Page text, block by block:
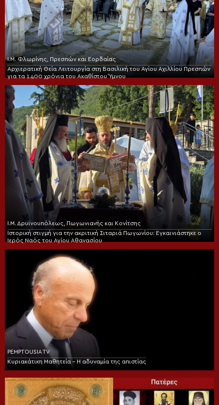
Ι.Μ. Φλωρίνης, Πρεσπών και Εορδαίας
Αρχιερατική Θεία Λειτουργία στη Βασιλική του Αγίου Αχιλλίου Πρεσπών
για τα 1.400 χρόνια του Ακαθίστου Ύμνου
Ι.Μ. Δρυϊνουπόλεως, Πωγωνιανής και Κονίτσης
Ιστορική στιγμή για την ακριτική Σιταριά Πωγωνίου: Εγκαινιάστηκε ο
Ιερός Ναός του Αγίου Αθανασίου
PEMPTOUSIA TV
Κυριακάτικη Μαθητεία – Η αδυναμία της απιστίας